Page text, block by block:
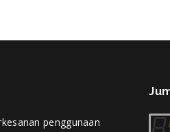
penggunaan